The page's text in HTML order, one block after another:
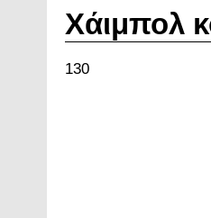
Χάιμπολ
130